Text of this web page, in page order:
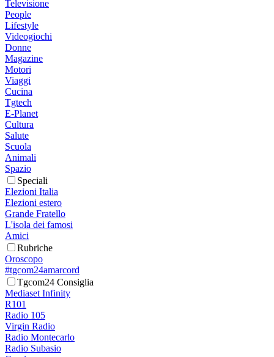
Televisione
People
Lifestyle
Videogiochi
Donne
Magazine
Motori
Viaggi
Cucina
Tgtech
E-Planet
Cultura
Salute
Scuola
Animali
Spazio
Speciali
Elezioni Italia
Elezioni estero
Grande Fratello
L'isola dei famosi
Amici
Rubriche
Oroscopo
#tgcom24amarcord
Tgcom24 Consiglia
Mediaset Infinity
R101
Radio 105
Virgin Radio
Radio Montecarlo
Radio Subasio